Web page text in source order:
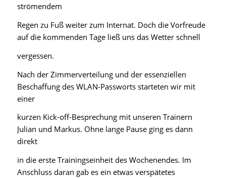
strömendem
Regen zu Fuß weiter zum Internat. Doch die Vorfreude
auf die kommenden Tage ließ uns das Wetter schnell
vergessen.
Nach der Zimmerverteilung und der essenziellen
Beschaffung des WLAN-Passworts starteten wir mit
einer
kurzen Kick-off-Besprechung mit unseren Trainern
Julian und Markus. Ohne lange Pause ging es dann
direkt
in die erste Trainingseinheit des Wochenendes. Im
Anschluss daran gab es ein etwas verspätetes